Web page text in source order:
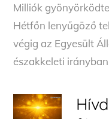
Milliók
Hétfőn lenyűgöző
végig az Egyesült
északkeleti